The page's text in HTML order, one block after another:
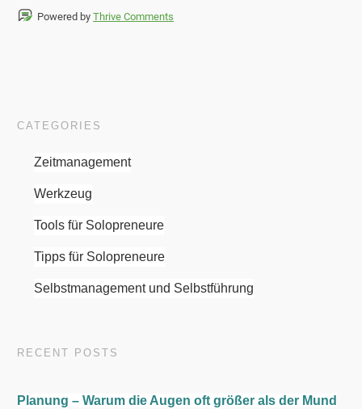
Powered by Thrive Comments
CATEGORIES
Zeitmanagement
Werkzeug
Tools für Solopreneure
Tipps für Solopreneure
Selbstmanagement und Selbstführung
RECENT POSTS
Planung – Warum die Augen oft größer als der Mund